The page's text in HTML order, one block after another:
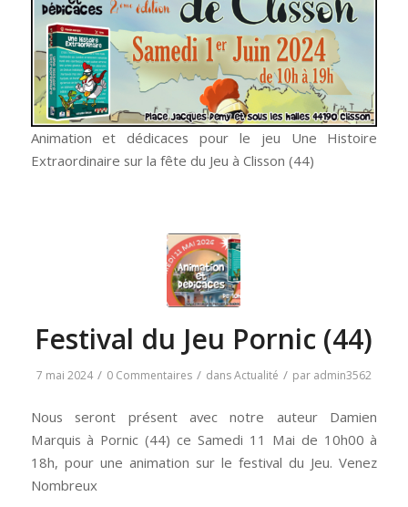
Animation et dédicaces pour le jeu Une Histoire
Extraordinaire sur la fête du Jeu à Clisson (44)
Festival du Jeu Pornic (44)
7 mai 2024 / 0 Commentaires / dansActualité / par admin3562
Nous seront présent avec notre auteur Damien
Marquis à Pornic (44) ce Samedi 11 Mai de 10h00 à
18h, pour une animation sur le festival du Jeu. Venez
Nombreux